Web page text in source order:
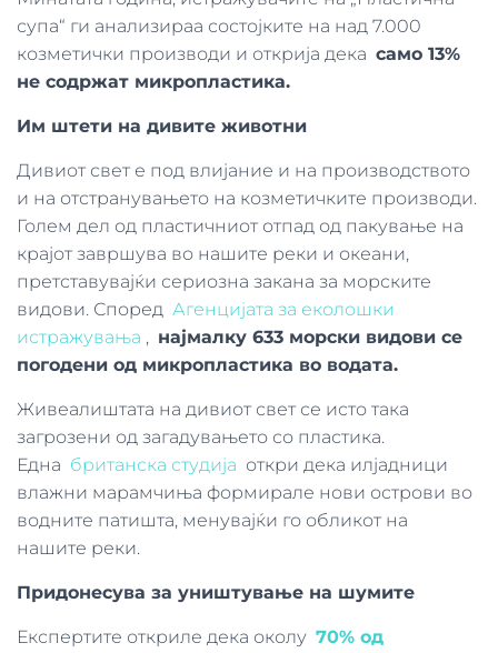
супа“ ги анализираа состојките на над 7.000
козметички производи и открија дека само 13%
не содржат микропластика.
Им штети на дивите животни
Дивиот свет е под влијание и на производството
и на отстранувањето на козметичките производи.
Голем дел од пластичниот отпад од пакување на
крајот завршува во нашите реки и океани,
претставувајќи сериозна закана за морските
видови. Според Агенцијата за еколошки
истражувања , најмалку 633 морски видови се
погодени од микропластика во водата.
Живеалиштата на дивиот свет се исто така
загрозени од загадувањето со пластика.
Една британска студија откри дека илјадници
влажни марамчиња формирале нови острови во
водните патишта, менувајќи го обликот на
нашите реки.
Придонесува за уништување на шумите
Експертите откриле дека околу 70% од